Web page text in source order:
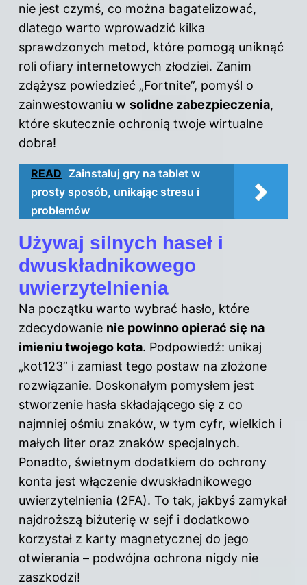
nie jest czymś, co można bagatelizować,
dlatego warto wprowadzić kilka
sprawdzonych metod, które pomogą uniknąć
roli ofiary internetowych złodziei. Zanim
zdążysz powiedzieć „Fortnite”, pomyśl o
zainwestowaniu w solidne zabezpieczenia,
które skutecznie ochronią twoje wirtualne
dobra!
READ Zainstaluj gry na tablet w
prosty sposób, unikając stresu i
problemów
Używaj silnych haseł i
dwuskładnikowego
uwierzytelnienia
Na początku warto wybrać hasło, które
zdecydowanie nie powinno opierać się na
imieniu twojego kota. Podpowiedź: unikaj
„kot123” i zamiast tego postaw na złożone
rozwiązanie. Doskonałym pomysłem jest
stworzenie hasła składającego się z co
najmniej ośmiu znaków, w tym cyfr, wielkich i
małych liter oraz znaków specjalnych.
Ponadto, świetnym dodatkiem do ochrony
konta jest włączenie dwuskładnikowego
uwierzytelnienia (2FA). To tak, jakbyś zamykał
najdroższą biżuterię w sejf i dodatkowo
korzystał z karty magnetycznej do jego
otwierania – podwójna ochrona nigdy nie
zaszkodzi!